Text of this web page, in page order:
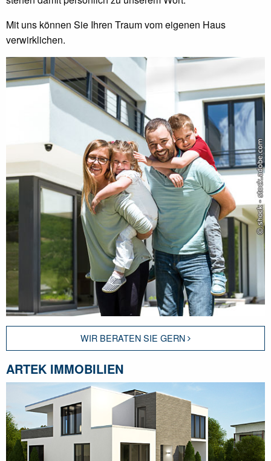
Mit uns können Sie Ihren Traum vom eigenen Haus
verwirklichen.
WIR BERATEN SIE GERN
ARTEK IMMOBILIEN